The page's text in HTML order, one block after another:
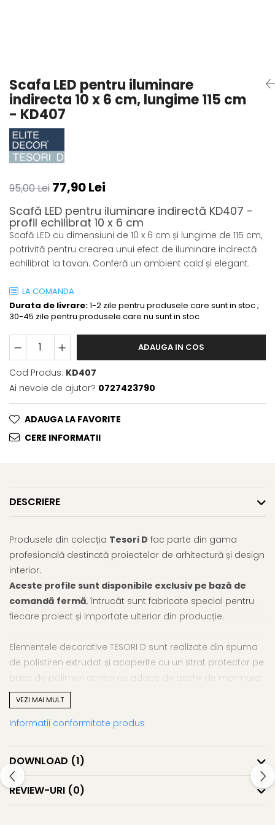
rigid
Brauri decorative din polimer rigid
si coltare
Cornise decorative din polimer
rigid
Scafa LED pentru iluminare
indirecta 10 x 6 cm, lungime 115 cm
- KD407
95,00 Lei 77,90 Lei
Scafă LED pentru iluminare indirectă KD407 -
profil echilibrat 10 x 6 cm
Scafă LED cu dimensiuni de 10 x 6 cm și lungime de 115 cm,
potrivită pentru crearea unui efect de iluminare indirectă
echilibrat la tavan. Conferă un ambient cald și elegant.
LA COMANDA
Durata de livrare:1-2 zile pentru produsele care sunt in stoc ;
30-45 zile pentru produsele care nu sunt in stoc
ADAUGA IN COS
Cod Produs: KD407
Ai nevoie de ajutor? 0727423790
ADAUGA LA FAVORITE
CERE INFORMATII
DESCRIERE
Produsele din colecția Tesori D fac parte din gama
profesională destinată proiectelor de arhitectură și design
interior.
Aceste profile sunt disponibile exclusiv pe bază de
comandă fermă, întrucât sunt fabricate special pentru
fiecare proiect și importate ulterior din producție.
Elementele decorative TESORI D sunt realizate din spuma
de polistiren extrudat și acoperite cu un strat protector pe
baza de polimeri acrilici cu adaos de aschii de marmura
si nisip de cuart. Grosimea stratului de acoperire de
protectie nu este mai mare de 1 mm, ceea ce va permite
sa creati profile liniare foarte durabile, dar in acelasi timp
mucegai si umezeala, ceea ce facilitează utilizarea in baie sau in
zona de wellness
- Profile din polistiren extrudat cu un strat de PU acrilic de 1 mm
VEZI MAI MULT
Informatii conformitate produs
DOWNLOAD (1)
REVIEW-URI (0)